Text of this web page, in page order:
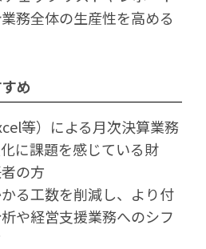
務全体の生産性を高める
め
等）による月次決算業務
に課題を感じている財
の方
る工数を削減し、より付
や経営支援業務へのシフ